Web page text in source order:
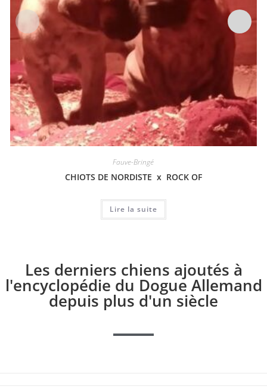
Fauve-Bringé
CHIOTS DE NORDISTE x ROCK OF
Lire la suite
Les derniers chiens ajoutés à
l'encyclopédie du Dogue Allemand
depuis plus d'un siècle